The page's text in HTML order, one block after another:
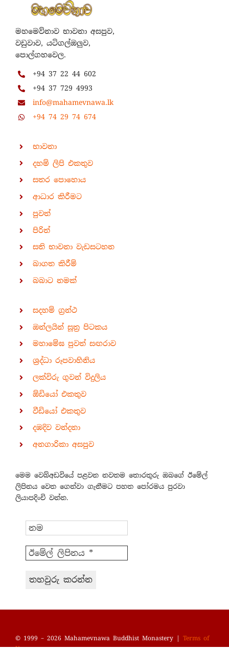
මහමෙව්නාව භාවනා අසපුව,
වඩුවාව, යටිගල්ඔලුව,
පොල්ගහවෙල.
+94 37 22 44 602
+94 37 729 4993
info@mahamevnawa.lk
+94 74 29 74 674
භාවනා
දහම් ලිපි එකතුව
සතර පොහොය
ආධාර කිරීමට
පුවත්
පිරිත්
සති භාවනා වැඩසටහන
බාගත කිරීම්
බබාට නමක්
සදහම් ග්‍රන්ථ
ඔන්ලයින් සූත්‍ර පිටකය
මහාමේඝ පුවත් සඟරාව
ශ්‍රද්ධා රූපවාහිනිය
ලක්විරු ගුවන් විදුලිය
ඕඩියෝ එකතුව
වීඩියෝ එකතුව
දඹදිව වන්දනා
අනගාරිකා අසපුව
මෙම වෙබ්අඩවියේ පළවන නවතම තොරතුරු ඔබගේ ඊමේල්
ලිපිනය වෙත ගෙන්වා ගැනීමට පහත පෝරමය පුරවා
ලියාපදිංචි වන්න.
© 1999 – 2026 Mahamevnawa Buddhist Monastery | Terms of
Use